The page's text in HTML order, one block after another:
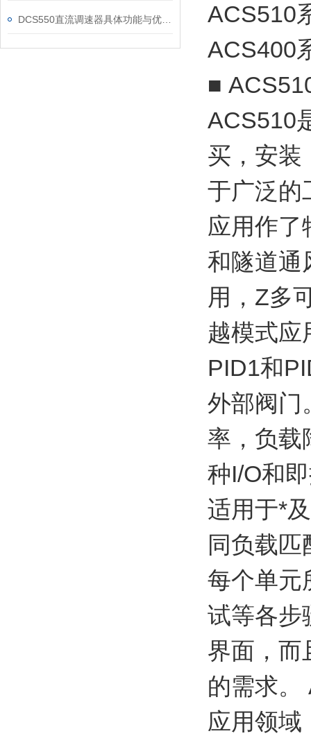
ACS510
ACS400
■
ACS510
买，安装
于广泛的
应用作了
和隧道通
用，Z多
越模式应
PID1和
外部阀门
率，负载
种I/O和
适用于*
同负载
每个单元
试等各步
界面，而
的需求
应用领域